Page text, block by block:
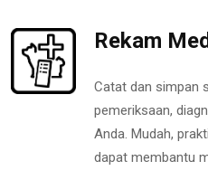
Rekam
Catat dan simpan
pemeriksaan,
Anda. Mudah,
dapat membantu